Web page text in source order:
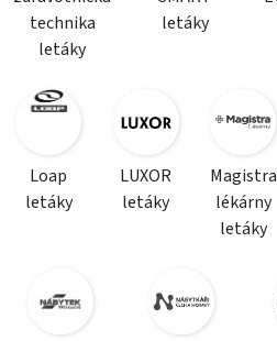
technika
letáky
letáky
Loap
letáky
LUXOR
letáky
Magistra
lékárny
letáky